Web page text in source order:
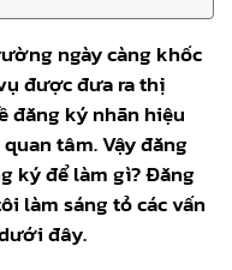
ngày càng khốc
được đưa ra thị
đăng ký nhãn hiệu
tâm. Vậy đăng
ký để làm gì? Đăng
làm sáng tỏ các vấn
đây.